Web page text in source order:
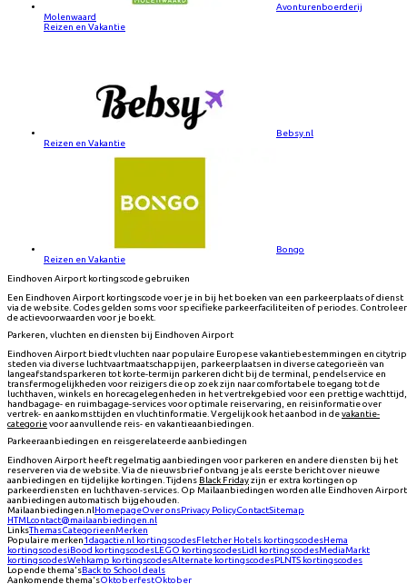
Avonturenboerderij
Molenwaard
Reizen en Vakantie
Bebsy.nl
Reizen en Vakantie
Bongo
Reizen en Vakantie
Eindhoven Airport kortingscode gebruiken
Een Eindhoven Airport kortingscode voer je in bij het boeken van een parkeerplaats of dienst
via de website. Codes gelden soms voor specifieke parkeerfaciliteiten of periodes. Controleer
de actievoorwaarden voor je boekt.
Parkeren, vluchten en diensten bij Eindhoven Airport
Eindhoven Airport biedt vluchten naar populaire Europese vakantiebestemmingen en
steden via diverse luchtvaartmaatschappijen, parkeerplaatsen in diverse categorieën van
langeafstandsparkeren tot korte-termijn parkeren dicht bij de terminal, pendelservice en
transfermogelijkheden voor reizigers die op zoek zijn naar comfortabele toegang tot de
luchthaven, winkels en horecagelegenheden in het vertrekgebied voor een prettige wachttijd,
handbagage- en ruimbagage-services voor optimale reiservaring, en reisinformatie over
vertrek- en aankomsttijden en vluchtinformatie. Vergelijk ook het aanbod in devakantie-
categorievoor aanvullende reis- en vakantieaanbiedingen.
Parkeeraanbiedingen en reisgerelateerde aanbiedingen
Eindhoven Airport heeft regelmatig aanbiedingen voor parkeren en andere diensten bij het
reserveren via de website. Via de nieuwsbrief ontvang je als eerste bericht over nieuwe
aanbiedingen en tijdelijke kortingen. Tijdens Black Fridayzijn er extra kortingen op
parkeerdiensten en luchthaven-services. Op Mailaanbiedingen worden alle Eindhoven
aanbiedingen automatisch bijgehouden.
Mailaanbiedingen.nlHomepageOver onsPrivacy PolicyContactSitemap
HTMLcontact@mailaanbiedingen.nl
LinksThemasCategorieenMerken
Populaire merken1dagactie.nl kortingscodesFletcher Hotels kortingscodesHema
kortingscodesiBood kortingscodesLEGO kortingscodesLidl kortingscodesMediaMarkt
kortingscodesWehkamp kortingscodesAlternate kortingscodesPLNTS kortingscodes
Lopende thema'sBack to School deals
Aankomende thema'sOktoberfestOktober